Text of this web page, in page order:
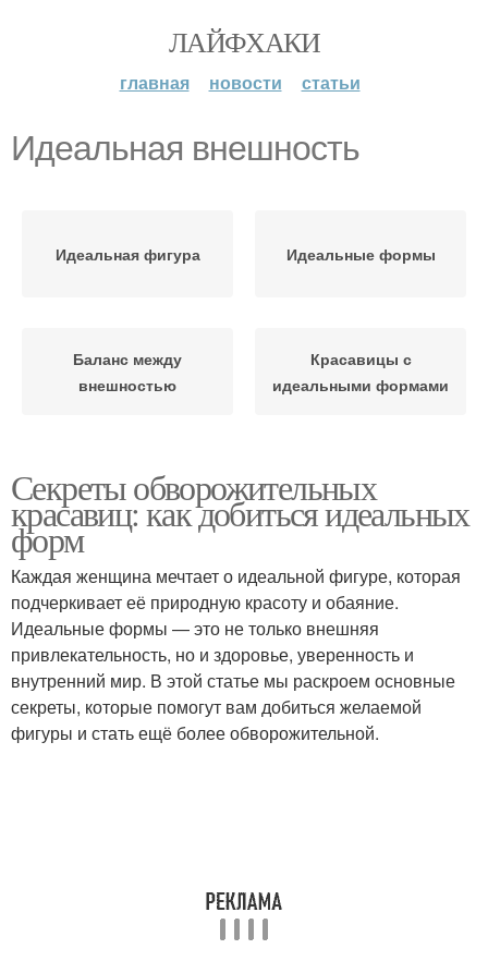
ЛАЙФХАКИ
главная новости статьи
Идеальная внешность
Идеальная фигура Идеальные формы
Баланс между
внешностью
Красавицы с
идеальными формами
Секреты обворожительных
красавиц: как добиться идеальных
форм
Каждая женщина мечтает о идеальной фигуре, которая
подчеркивает её природную красоту и обаяние.
Идеальные формы — это не только внешняя
привлекательность, но и здоровье, уверенность и
внутренний мир. В этой статье мы раскроем основные
секреты, которые помогут вам добиться желаемой
фигуры и стать ещё более обворожительной.